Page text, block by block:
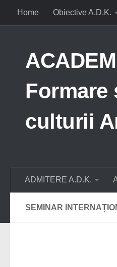
Home Obiective A.D.K.
Formare
culturii
ADMITERE A.D.K.
SEMINAR